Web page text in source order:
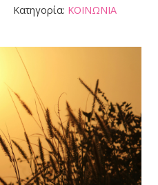
Κατηγορία: ΚΟΙΝΩΝΙΑ